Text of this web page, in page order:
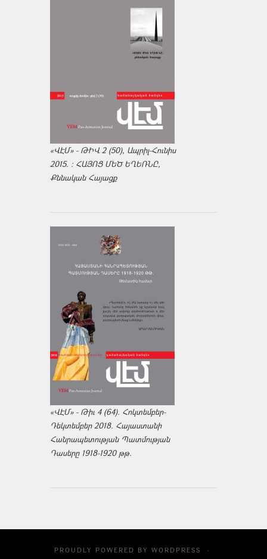
«ՎԷՄ» - ԹԻՎ 2 (50), Ապրիլ-Հունիս
2015. : ՀԱՅՈՑ ՄԵԾ ԵՂԵՌՆԸ,
Քննական Հայացք
«ՎԷՄ» - Թիւ 4 (64). Հոկտեմբեր-
Դեկտեմբեր 2018. Հայաստանի
Հանրապետության Պատմության
Դասերը 1918-1920 թթ.
PROUDLY POWERED BY WORDPRESS
·